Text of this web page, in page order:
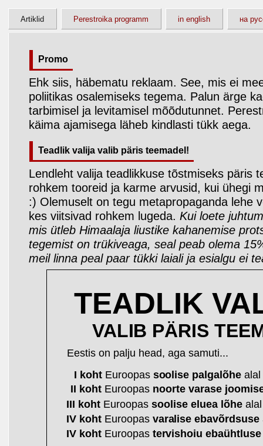
Artiklid Perestroika programm in english на
Promo
Ehk siis, häbematu reklaam. See, mis ei
poliitikas osalemiseks tegema. Palun ärge
tarbimisel ja levitamisel mõõdutunnet.
käima ajamisega läheb kindlasti tükk aega.
Teadlik valija valib päris teemadel!
Lendleht valija teadlikkuse tõstmiseks päris
rohkem tooreid ja karme arvusid, kui ühegi
:) Olemuselt on tegu metapropaganda lehe
kes viitsivad rohkem lugeda.Kui loete
mis ütleb Himaalaja liustike kahanemise
tegemist on trükiveaga, seal peab olema
meil linna peal paar tükki laiali ja esialgu ei